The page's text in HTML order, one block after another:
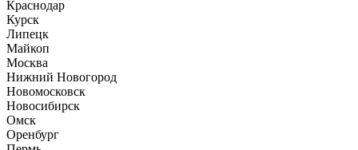
Краснодар
Курск
Липецк
Майкоп
Москва
Нижний Новогород
Новомосковск
Новосибирск
Омск
Оренбург